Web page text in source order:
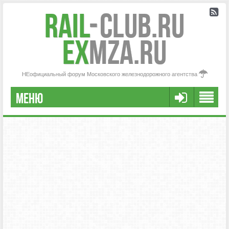
Rail-Club.RU
exMZA.RU
НЕофициальный форум Московского железнодорожного агентства
МЕНЮ
РЕГИСТРАЦИЯ